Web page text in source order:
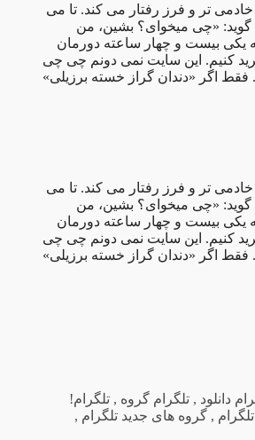
تر و فرز رفتار می کند. تا می
گوید: «چی میخوای؟ بشین، من
یکی بیست و چهار ساعته دورمان
کنیم. این سایت نمی دونم چی چی
اگر «دندان گراز خسته برزیلی»
تر و فرز رفتار می کند. تا می
گوید: «چی میخوای؟ بشین، من
یکی بیست و چهار ساعته دورمان
کنیم. این سایت نمی دونم چی چی
اگر «دندان گراز خسته برزیلی»
دانلود , تلگرام گروه , تلگرام!
, گروه های جدید تلگرام ,